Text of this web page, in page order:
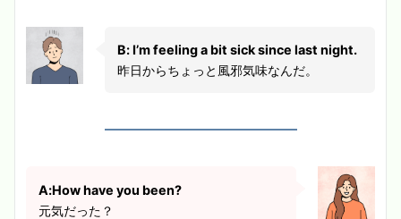
B: I’m feeling a bit sick since last night.
昨日からちょっと風邪気味なんだ。
A:How have you been?
元気だった？